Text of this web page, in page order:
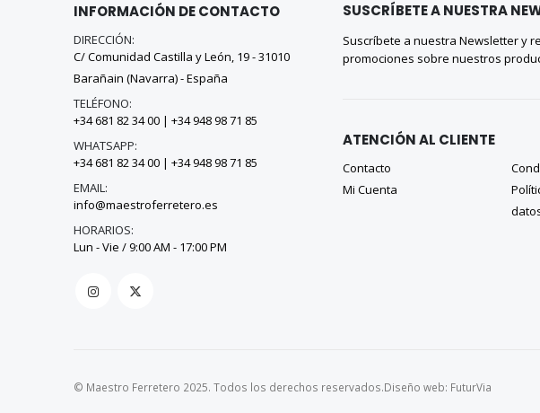
INFORMACIÓN DE CONTACTO
DIRECCIÓN:
C/ Comunidad Castilla y León, 19 - 31010
Barañain (Navarra) - España
TELÉFONO:
+34 681 82 34 00 | +34 948 98 71 85
WHATSAPP:
+34 681 82 34 00 | +34 948 98 71 85
EMAIL:
info@maestroferretero.es
HORARIOS:
Lun - Vie / 9:00 AM - 17:00 PM
SUSCRÍBETE A NUESTRA
Suscríbete a nuestra Newsletter y
promociones sobre nuestros
ATENCIÓN AL CLIENTE
Contacto
Mi Cuenta
© Maestro Ferretero 2025. Todos los derechos reservados.Diseño web: FuturVia